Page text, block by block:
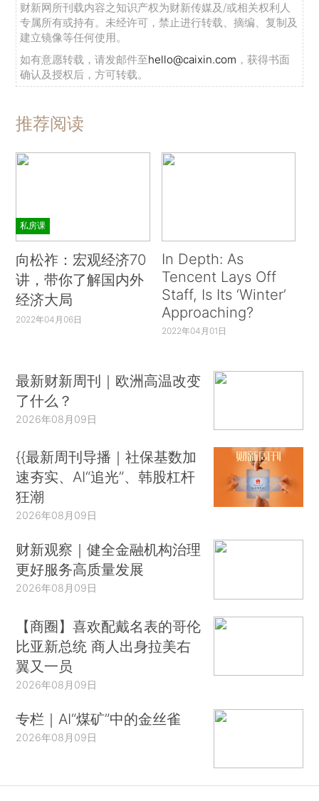
财新网所刊载内容之知识产权为财新传媒及/或相关权利人
专属所有或持有。未经许可，禁止进行转载、摘编、复制及
建立镜像等任何使用。
如有意愿转载，请发邮件至hello@caixin.com ，获得书面
确认及授权后，方可转载。
推荐阅读
私房课
向松祚：宏观经济70
讲，带你了解国内外
经济大局
2022年04月06日
In Depth: As
Tencent Lays Off
Staff, Is Its ‘Winter’
Approaching?
2022年04月01日
最新财新周刊｜欧洲高温改变
了什么？
2026年08月09日
{{最新周刊导播｜社保基数加
速夯实、AI“追光”、韩股杠杆
狂潮
2026年08月09日
财新观察｜健全金融机构治理
更好服务高质量发展
2026年08月09日
【商圈】喜欢配戴名表的哥伦
比亚新总统 商人出身拉美右
翼又一员
2026年08月09日
专栏｜AI“煤矿”中的金丝雀
2026年08月09日